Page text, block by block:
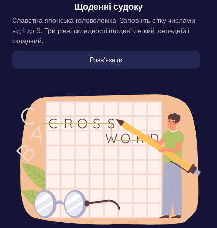
Щоденні судоку
Славетна японська головоломка. Заповніть сітку числами
від 1 до 9. Три рівні складності щодня: легкий, середній і
складний.
Розвʼязати